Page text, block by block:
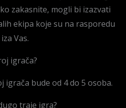
zakasnite, mogli bi izazvati
ekipa koje su na rasporedu
iza Vas.
igrača?
igrača bude od 4 do 5 osoba.
traje igra?